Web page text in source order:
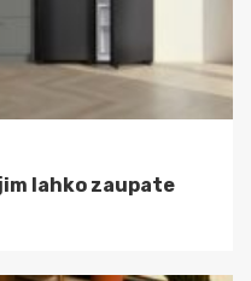
lahko zaupate